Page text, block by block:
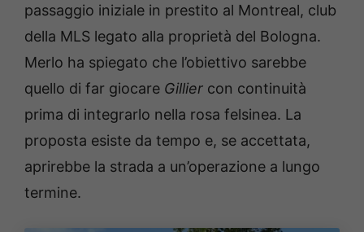
passaggio iniziale in prestito al Montreal, club
della MLS legato alla proprietà del Bologna.
Merlo ha spiegato che l’obiettivo sarebbe
quello di far giocare Gillier con continuità
prima di integrarlo nella rosa felsinea. La
proposta esiste da tempo e, se accettata,
aprirebbe la strada a un’operazione a lungo
termine.